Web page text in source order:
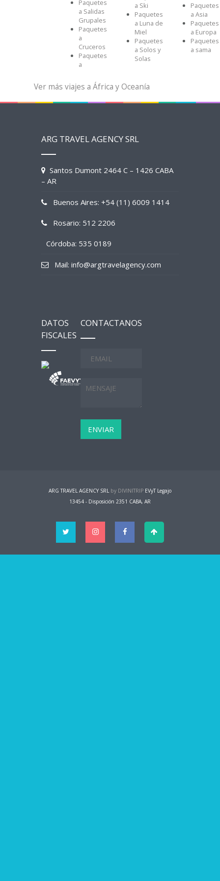
Paquetes
a Salidas
Grupales
Paquetes
a
Cruceros
Paquetes
a
a Ski
Paquetes
a Luna de
Miel
Paquetes
a Solos y
Solas
Paquetes
a Asia
Paquetes
a Europa
Paquetes
a sama
Ver más viajes a África y Oceanía
ARG TRAVEL AGENCY SRL
Santos Dumont 2464 C – 1426 CABA
– AR
Buenos Aires: +54 (11) 6009 1414
Rosario: 512 2206
Córdoba: 535 0189
Mail: info@argtravelagency.com
DATOS
FISCALES
CONTACTANOS
ARG TRAVEL AGENCY SRL by DIVINITRIP EVyT Legajo
13454 - Disposición 2351 CABA, AR